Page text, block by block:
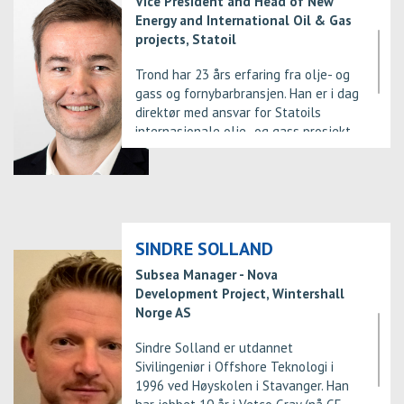
maskiningeniør ved Høgskolen i
Telemark i Porsgrunn i 1977. Rugtvedt
er også styreleder i Norges Jeger og
Fiskerforbund.
Energy and International Oil & Gas
projects, Statoil
Trond har 23 års erfaring fra olje- og
gass og fornybarbransjen. Han er i dag
direktør med ansvar for Statoils
internasjonale olje- og gass prosjekt,
samt selskapets fornybare prosjekt.
prosjektporteføljen, han har vært
utbyggingen, prosjektleder for Gjøa
plattformen, og hatt ulike roller i
Kvitebjørn og Troll Kollsnes
utbyggingen. Trond er utdannet
sivilingeniør fra NTNU i Trondheim
innen kjemiteknikk.
SINDRE SOLLAND
Subsea Manager - Nova
Development Project, Wintershall
Norge AS
Sindre Solland er utdannet
Sivilingeniør i Offshore Teknologi i
1996 ved Høyskolen i Stavanger. Han